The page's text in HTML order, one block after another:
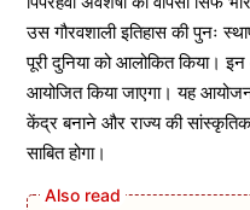
उस गौरवशाली इतिहास की पुनः
पूरी दुनिया को आलोकित किया।
आयोजित किया जाएगा। यह
केंद्र बनाने और राज्य की
साबित होगा।